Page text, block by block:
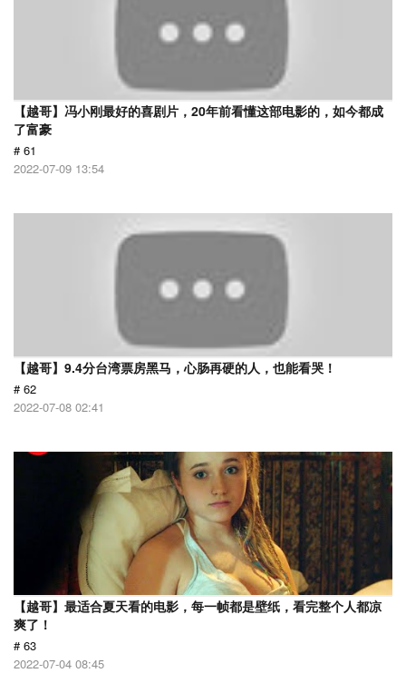
【越哥】冯小刚最好的喜剧片，20年前看懂这部电影的，如今都成
了富豪
# 61
2022-07-09 13:54
【越哥】9.4分台湾票房黑马，心肠再硬的人，也能看哭！
# 62
2022-07-08 02:41
【越哥】最适合夏天看的电影，每一帧都是壁纸，看完整个人都凉
爽了！
# 63
2022-07-04 08:45